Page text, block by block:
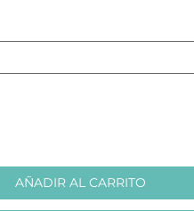
AÑADIR AL CARRITO